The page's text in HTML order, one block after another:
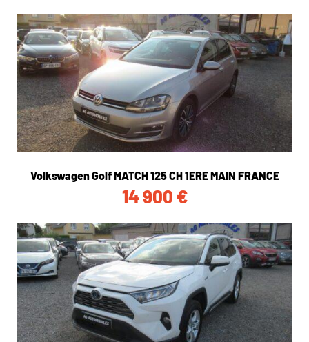
Volkswagen Golf MATCH 125 CH 1ERE MAIN FRANCE
14 900 €